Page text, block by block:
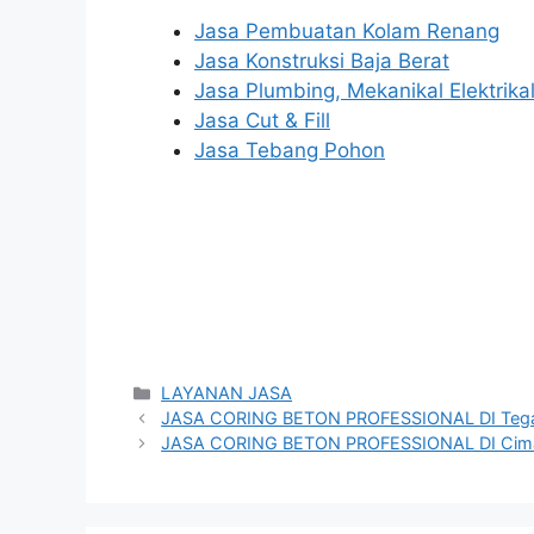
Jasa Pembuatan Kolam Renang
Jasa Konstruksi Baja Berat
Jasa Plumbing, Mekanikal Elektrikal
Jasa Cut & Fill
Jasa Tebang Pohon
Categories
LAYANAN JASA
JASA CORING BETON PROFESSIONAL DI
JASA CORING BETON PROFESSIONAL DI